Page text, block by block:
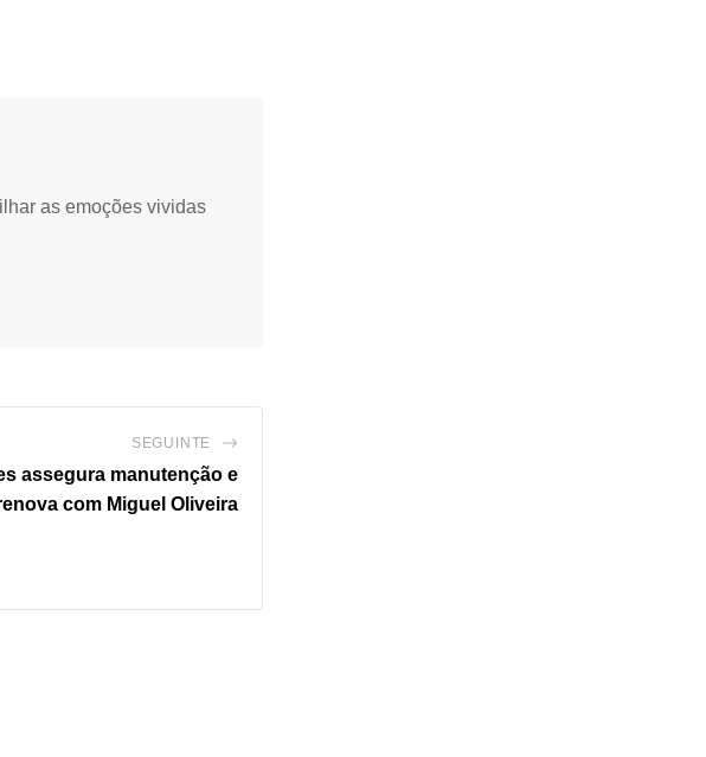
as emoções vividas
SEGUINTE
assegura manutenção e
com Miguel Oliveira